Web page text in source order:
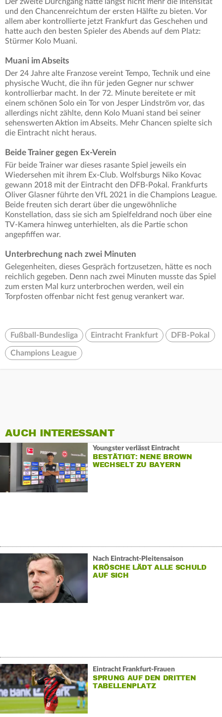
und den Chancenreichtum der ersten Hälfte zu bieten. Vor
allem aber kontrollierte jetzt Frankfurt das Geschehen und
hatte auch den besten Spieler des Abends auf dem Platz:
Stürmer Kolo Muani.
Muani im Abseits
Der 24 Jahre alte Franzose vereint Tempo, Technik und eine
physische Wucht, die ihn für jeden Gegner nur schwer
kontrollierbar macht. In der 72. Minute bereitete er mit
einem schönen Solo ein Tor von Jesper Lindström vor, das
allerdings nicht zählte, denn Kolo Muani stand bei seiner
sehenswerten Aktion im Abseits. Mehr Chancen spielte sich
die Eintracht nicht heraus.
Beide Trainer gegen Ex-Verein
Für beide Trainer war dieses rasante Spiel jeweils ein
Wiedersehen mit ihrem Ex-Club. Wolfsburgs Niko Kovac
gewann 2018 mit der Eintracht den DFB-Pokal. Frankfurts
Oliver Glasner führte den VfL 2021 in die Champions League.
Beide freuten sich derart über die ungewöhnliche
Konstellation, dass sie sich am Spielfeldrand noch über eine
TV-Kamera hinweg unterhielten, als die Partie schon
angepfiffen war.
Unterbrechung nach zwei Minuten
Gelegenheiten, dieses Gespräch fortzusetzen, hätte es noch
reichlich gegeben. Denn nach zwei Minuten musste das Spiel
zum ersten Mal kurz unterbrochen werden, weil ein
Torpfosten offenbar nicht fest genug verankert war.
Fußball-Bundesliga Eintracht Frankfurt DFB-Pokal
Champions League
AUCH INTERESSANT
Youngster verlässt Eintracht
BESTÄTIGT: NENE BROWN
WECHSELT ZU BAYERN
Nach Eintracht-Pleitensaison
KRÖSCHE LÄDT ALLE SCHULD
AUF SICH
Eintracht Frankfurt-Frauen
SPRUNG AUF DEN DRITTEN
TABELLENPLATZ